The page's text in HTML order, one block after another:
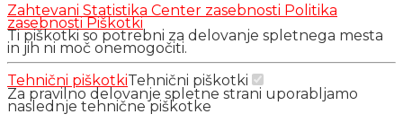
Zahtevani Statistika Center zasebnosti Politika
zasebnostiPiškotki
Ti piškotki so potrebni za delovanje spletnega mesta
in jih ni moč onemogočiti.
Tehnični piškotkiTehnični piškotki
Za pravilno delovanje spletne strani uporabljamo
naslednje tehnične piškotke